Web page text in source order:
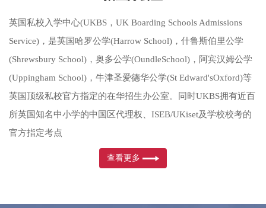
英国私校入学中心(UKBS，UK Boarding Schools Admissions
Service)，是英国哈罗公学(Harrow School)，什鲁斯伯里公学
(Shrewsbury School)，奥多公学(OundleSchool)，阿宾汉姆公学
(Uppingham School)，牛津圣爱德华公学(St Edward'sOxford)等
英国顶级私校官方指定的在华招生办公室。同时UKBS拥有近百
所英国知名中小学的中国区代理权、ISEB/UKiset及学校校考的
官方指定考点
查看更多